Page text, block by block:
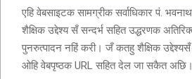
एहि वेबसाइटक सामग्रीक सर्वाधिकार पं.
शैक्षिक उद्देश्य सँ सन्दर्भ सहित उद्धरणक
पुनरुत्पादन नहिं करी। जँ कतहु शैक्षिक
ओहि वेबपृष्ठक URL सहित देल जा सकैत अछि।